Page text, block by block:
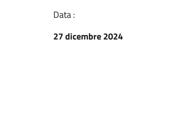
Data :
27 dicembre 2024